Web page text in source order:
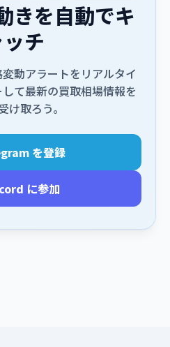
きを自動でキ
チ
動アラートをリアルタイ
て最新の買取相場情報を
け取ろう。
を登録
に参加